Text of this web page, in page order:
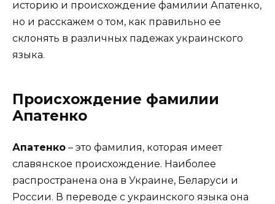
историю и происхождение фамилии Апатенко,
но и расскажем о том, как правильно ее
склонять в различных падежах украинского
языка.
Происхождение фамилии
Апатенко
Апатенко – это фамилия, которая имеет
славянское происхождение. Наиболее
распространена она в Украине, Беларуси и
России. В переводе с украинского языка она